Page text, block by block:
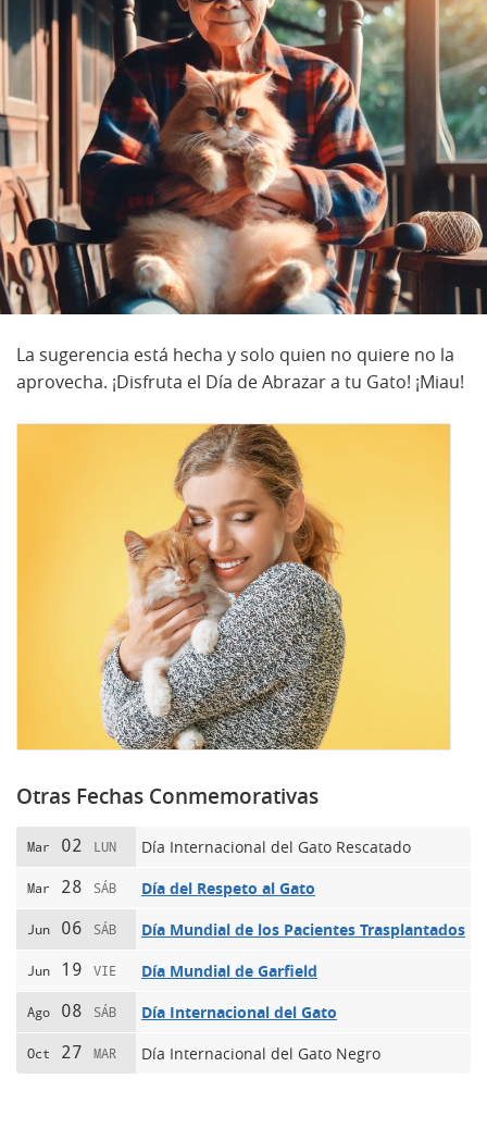
La sugerencia está hecha y solo quien no quiere no la
aprovecha. ¡Disfruta el Día de Abrazar a tu Gato! ¡Miau!
Otras Fechas Conmemorativas
Mar 02 LUN Día Internacional del Gato Rescatado
Mar 28 SÁB Día del Respeto al Gato
Jun 06 SÁB Día Mundial de los Pacientes Trasplantados
Jun 19 VIE Día Mundial de Garfield
Ago 08 SÁB Día Internacional del Gato
Oct 27 MAR Día Internacional del Gato Negro